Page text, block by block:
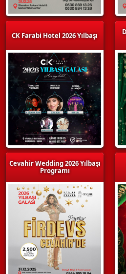
CK Farabi Hotel 2026 Yılbaşı
Cevahir Wedding 2026 Yılbaşı
Programı